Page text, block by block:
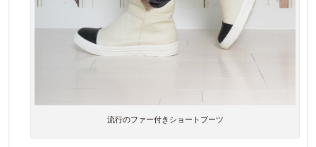
流行のファー付きショートブーツ